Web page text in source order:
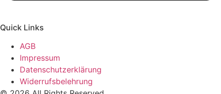
Quick Links
AGB
Impressum
Datenschutzerklärung
Widerrufsbelehrung